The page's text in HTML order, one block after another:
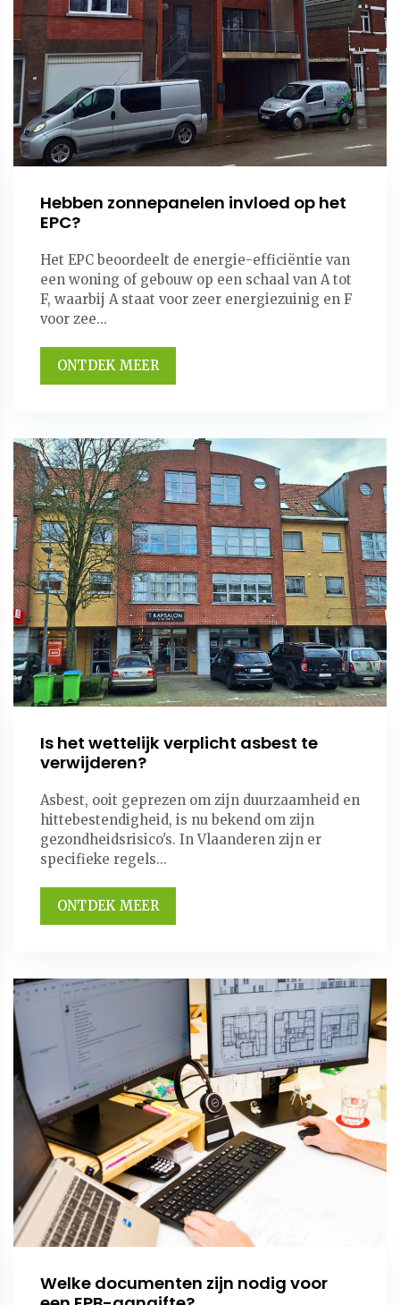
Hebben zonnepanelen invloed op het
EPC?
Het EPC beoordeelt de energie-efficiëntie van
een woning of gebouw op een schaal van A tot
F, waarbij A staat voor zeer energiezuinig en F
voor zee...
ONTDEK MEER
Is het wettelijk verplicht asbest te
verwijderen?
Asbest, ooit geprezen om zijn duurzaamheid en
hittebestendigheid, is nu bekend om zijn
gezondheidsrisico's. In Vlaanderen zijn er
specifieke regels...
ONTDEK MEER
Welke documenten zijn nodig voor